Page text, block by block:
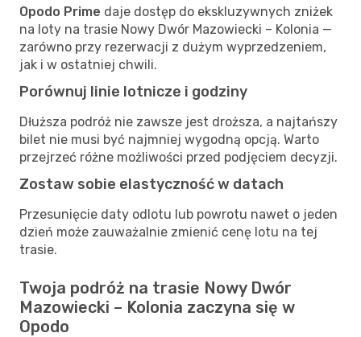
Opodo Prime daje dostęp do ekskluzywnych zniżek
na loty na trasie Nowy Dwór Mazowiecki – Kolonia —
zarówno przy rezerwacji z dużym wyprzedzeniem,
jak i w ostatniej chwili.
Porównuj linie lotnicze i godziny
Dłuższa podróż nie zawsze jest droższa, a najtańszy
bilet nie musi być najmniej wygodną opcją. Warto
przejrzeć różne możliwości przed podjęciem decyzji.
Zostaw sobie elastyczność w datach
Przesunięcie daty odlotu lub powrotu nawet o jeden
dzień może zauważalnie zmienić cenę lotu na tej
trasie.
Twoja podróż na trasie Nowy Dwór
Mazowiecki – Kolonia zaczyna się w
Opodo